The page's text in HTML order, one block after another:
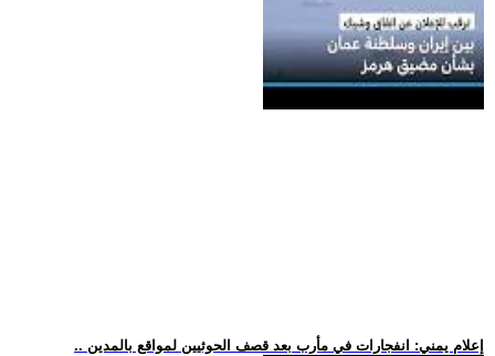
.. إعلام يمني: انفجارات في مأرب بعد قصف الحوثيين لمواقع بالمدين